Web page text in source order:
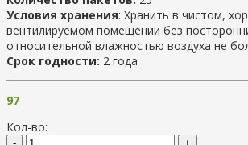
Условия хранения: Хранить в чистом,
вентилируемом помещении без
относительной влажностью воздуха не
Срок годности: 2 года
97
Кол-во: